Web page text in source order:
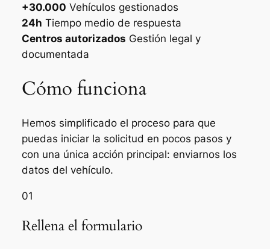
+30.000 Vehículos gestionados
24h Tiempo medio de respuesta
Centros autorizados Gestión legal y
documentada
Cómo funciona
Hemos simplificado el proceso para que
puedas iniciar la solicitud en pocos pasos y
con una única acción principal: enviarnos los
datos del vehículo.
01
Rellena el formulario